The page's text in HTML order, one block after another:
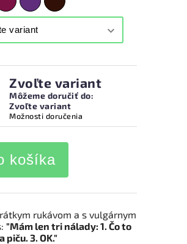
Zvoľte variant
Môžeme doručiť do:
Zvoľte variant
Možnosti doručenia
košíka
rukávom a s vulgárnym
"Mám len tri nálady: 1. Čo to
piču. 3. OK."